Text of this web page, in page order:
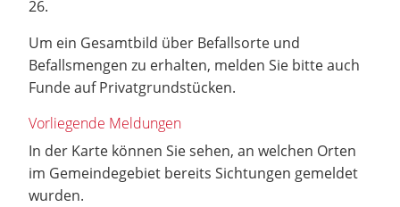
26.
Um ein Gesamtbild über Befallsorte und
Befallsmengen zu erhalten, melden Sie bitte auch
Funde auf Privatgrundstücken.
Vorliegende Meldungen
In der Karte können Sie sehen, an welchen Orten
im Gemeindegebiet bereits Sichtungen gemeldet
wurden.